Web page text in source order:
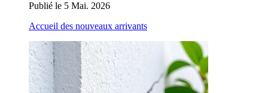
Publié le 5 Mai. 2026
Accueil des nouveaux arrivants